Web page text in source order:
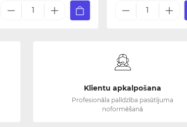
Klientu apkalpošana
Profesionāla palīdzība pasūtījuma
noformēšanā